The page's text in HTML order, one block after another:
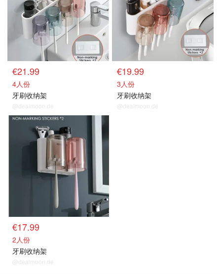
€21.99
4人份
牙刷收纳架
@dealmoon.de
€19.99
3人份
牙刷收纳架
@dealmoon.de
€17.99
2人份
牙刷收纳架
@dealmoon.de